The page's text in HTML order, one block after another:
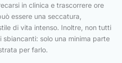
in clinica e trascorrere ore
essere una seccatura,
di vita intenso. Inoltre, non tutti
solo una minima parte
per farlo.